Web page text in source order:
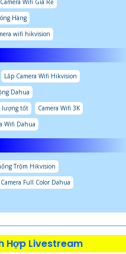
Wifi Giá Rẻ
Hàng
wifi hikvision
Lắp Camera Wifi Hikvision
Dahua
lượng tốt
Camera Wifi 3K
Wifi Dahua
Trộm Hikvision
Camera Full Color Dahua
Hợp Livestream